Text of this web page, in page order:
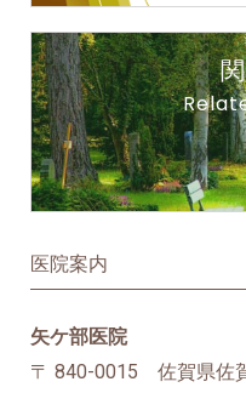
医院案内
矢ケ部医院
〒 840-0015 佐賀県佐